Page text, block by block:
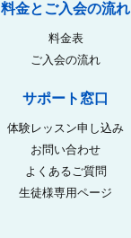
料金とご入会の流れ
料金表
ご入会の流れ
サポート窓口
体験レッスン申し込み
お問い合わせ
よくあるご質問
生徒様専用ページ